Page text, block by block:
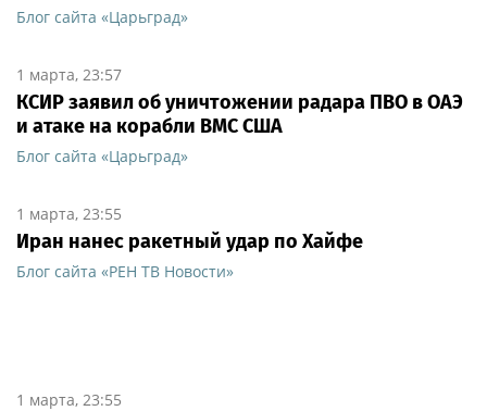
Блог сайта «Царьград»
1 марта, 23:57
КСИР заявил об уничтожении радара ПВО в ОАЭ
и атаке на корабли ВМС США
Блог сайта «Царьград»
1 марта, 23:55
Иран нанес ракетный удар по Хайфе
Блог сайта «РЕН ТВ Новости»
1 марта, 23:55